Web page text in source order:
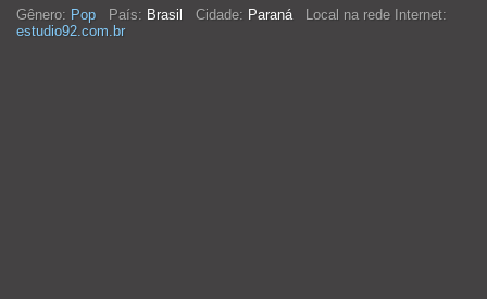
Gênero: Pop País: Brasil Cidade: Paraná
Local na rede Internet:
estudio92.com.br